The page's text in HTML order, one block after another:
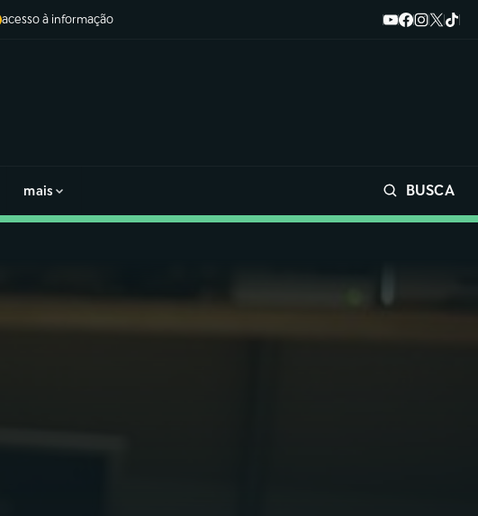
acesso à informação
mais BUSCA